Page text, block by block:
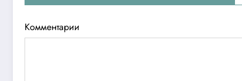
Комментарии